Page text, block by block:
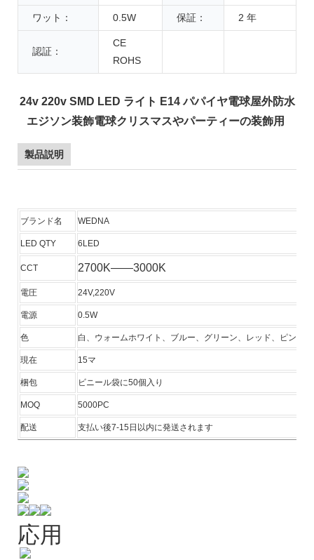
ワット： 0.5W 保証： 2 年
認証：
CE
ROHS
24v 220v SMD LED ライト E14 パパイヤ電球屋外防水
エジソン装飾電球クリスマスやパーティーの装飾用
製品説明
ブランド名 WEDNA
LED QTY 6LED
CCT 2700K——3000K
電圧 24V,220V
電源 0.5W
色 白、ウォームホワイト、ブルー、グリーン、レッド、ピンク
現在 15マ
梱包 ビニール袋に50個入り
MOQ 5000PC
配送 支払い後7-15日以内に発送されます
応用